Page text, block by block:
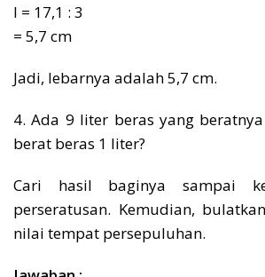
l = 17,1 : 3
= 5,7 cm
Jadi, lebarnya adalah 5,7 cm.
4. Ada 9 liter beras yang
berat beras 1 liter?
Cari hasil baginya sampai
perseratusan. Kemudian,
nilai tempat persepuluhan.